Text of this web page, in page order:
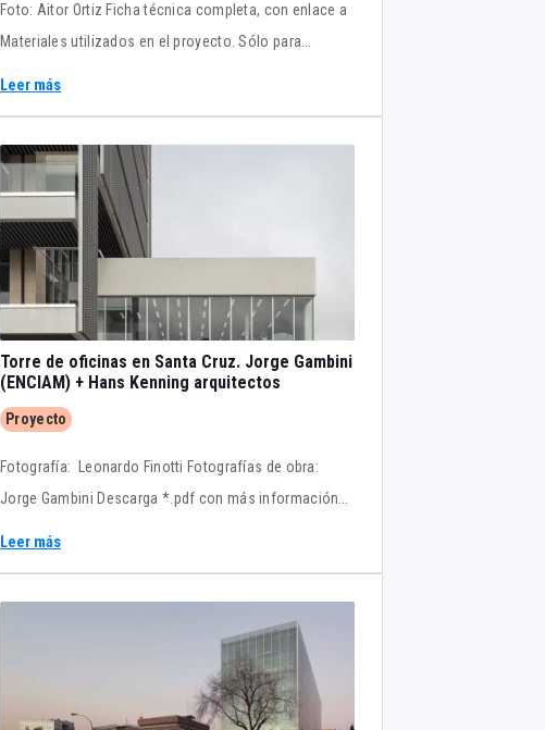
Foto: Aitor Ortiz Ficha técnica completa, con enlace a
Materiales utilizados en el proyecto. Sólo para
Leer más
Torre de oficinas en Santa Cruz. Jorge Gambini
(ENCIAM) + Hans Kenning arquitectos
Proyecto
Fotografía: Leonardo Finotti Fotografías de obra:
Jorge Gambini Descarga *.pdf con más información
Leer más